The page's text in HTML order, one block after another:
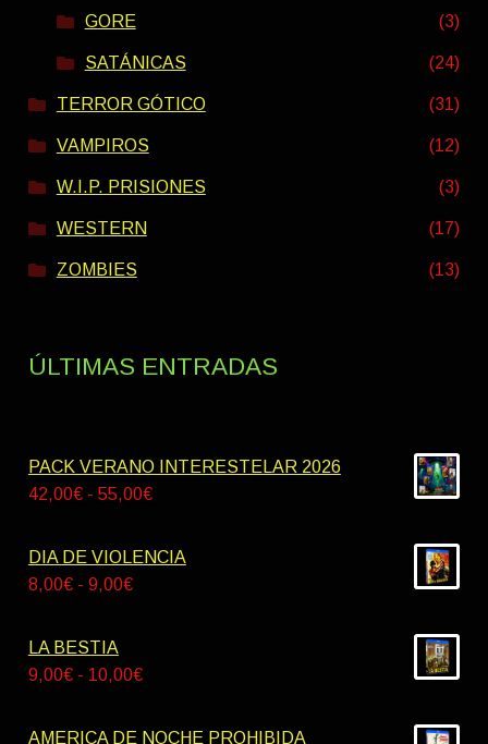
GORE (3)
SATÁNICAS (24)
TERROR GÓTICO (31)
VAMPIROS (12)
W.I.P. PRISIONES (3)
WESTERN (17)
ZOMBIES (13)
ÚLTIMAS ENTRADAS
PACK VERANO INTERESTELAR 2026
42,00€ - 55,00€Rango
precios:
DIA DE VIOLENCIA
8,00€ - 9,00€Rango
desde
LA BESTIA
9,00€ - 10,00€Rango
precios:
AMERICA DE NOCHE PROHIBIDA